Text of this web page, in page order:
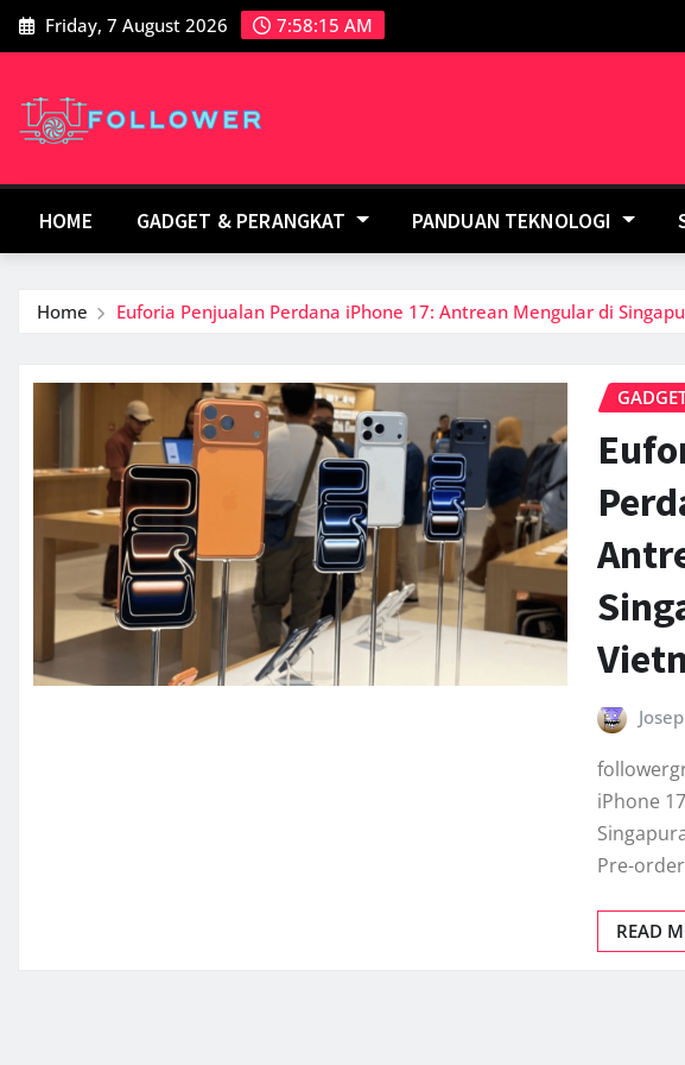
Skip
to
Friday, 7 August 2026 7:58:15 AM
HOME GADGET & PERANGKAT PANDUAN TEKNOLOGI
Home Euforia Penjualan Perdana iPhone 17: Antrean Mengular di
iPhone
Pre-
READ